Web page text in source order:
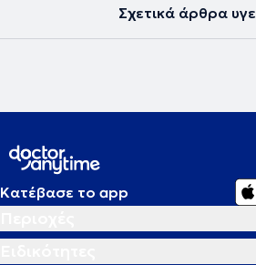
αμφιβληστροειδούς.Σχετικά άρθρα
Κατέβασε το app